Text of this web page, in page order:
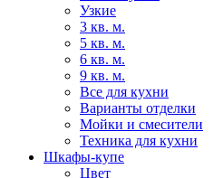
Узкие
3 кв. м.
5 кв. м.
6 кв. м.
9 кв. м.
Все для кухни
Варианты отделки
Мойки и смесители
Техника для кухни
Шкафы-купе
Цвет